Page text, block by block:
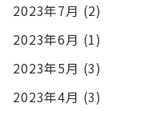
2023年7月 (2)
2023年6月 (1)
2023年5月 (3)
2023年4月 (3)